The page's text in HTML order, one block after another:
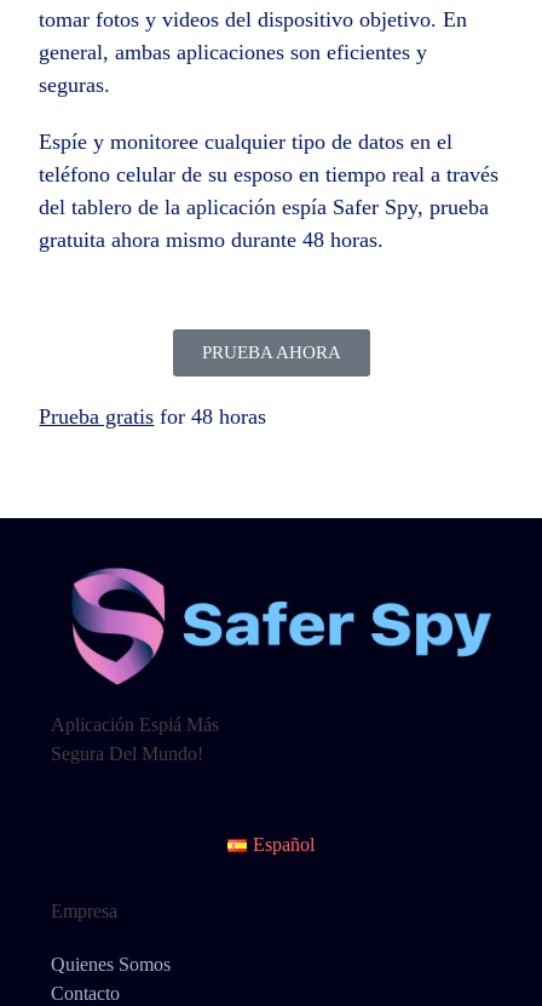
tomar fotos y videos del dispositivo objetivo. En
general, ambas aplicaciones son eficientes y
seguras.
Espíe y monitoree cualquier tipo de datos en el
teléfono celular de su esposo en tiempo real a través
del tablero de la aplicación espía Safer Spy, prueba
gratuita ahora mismo durante 48 horas.
PRUEBA AHORA
Prueba gratis for 48 horas
Aplicación Espiá Más
Segura Del Mundo!
Español
Empresa
Quienes Somos
Contacto